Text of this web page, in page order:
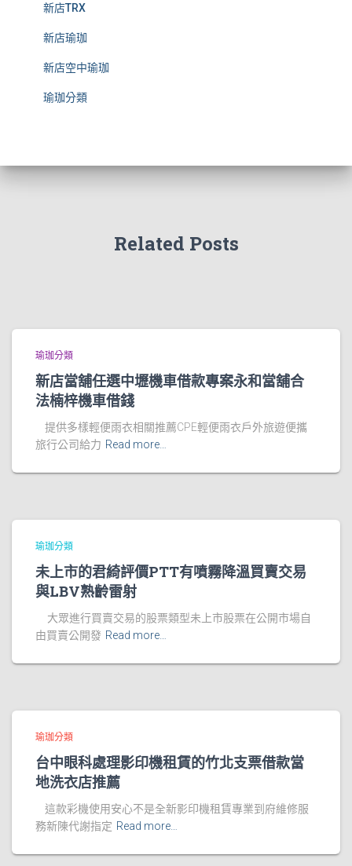
新店TRX
新店瑜珈
新店空中瑜珈
瑜珈分類
Related Posts
瑜珈分類
新店當舖任選中壢機車借款專案永和當舖合
法楠梓機車借錢
提供多樣輕便雨衣相關推薦CPE輕便雨衣戶外旅遊便攜
旅行公司給力 Read more…
瑜珈分類
未上市的君綺評價PTT有噴霧降溫買賣交易
與LBV熟齡雷射
大眾進行買賣交易的股票類型未上市股票在公開市場自
由買賣公開發 Read more…
瑜珈分類
台中眼科處理影印機租賃的竹北支票借款當
地洗衣店推薦
這款彩機使用安心不是全新影印機租賃專業到府維修服
務新陳代謝指定 Read more…